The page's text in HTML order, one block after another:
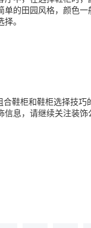
单的田园风格，颜色
。
鞋柜和鞋柜选择技
息，请继续关注装饰